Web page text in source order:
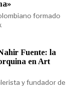
formado
Fuente: la
en Art
y fundador de